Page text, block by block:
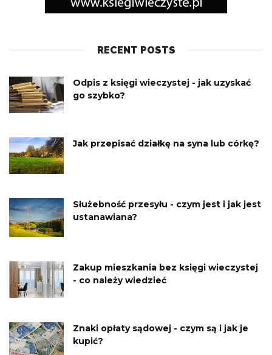
RECENT POSTS
Odpis z księgi wieczystej - jak uzyskać
go szybko?
Jak przepisać działkę na syna lub córkę?
Służebność przesyłu - czym jest i jak jest
ustanawiana?
Zakup mieszkania bez księgi wieczystej
- co należy wiedzieć
Znaki opłaty sądowej - czym są i jak je
kupić?